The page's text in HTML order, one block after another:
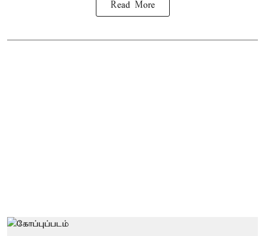
Read More